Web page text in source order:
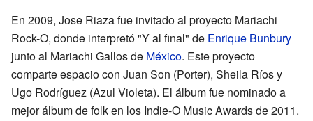
En 2009, Jose Riaza fue invitado al proyecto Mariachi
Rock-O, donde interpretó "Y al final" de Enrique Bunbury
junto al Mariachi Gallos de México. Este proyecto
comparte espacio con Juan Son (Porter), Sheila Ríos y
Ugo Rodríguez (Azul Violeta). El álbum fue nominado a
mejor álbum de folk en los Indie-O Music Awards de 2011.